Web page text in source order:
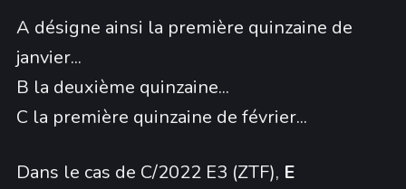
A désigne ainsi la première quinzaine de
janvier...
B la deuxième quinzaine...
C la première quinzaine de février...
Dans le cas de C/2022 E3 (ZTF), E